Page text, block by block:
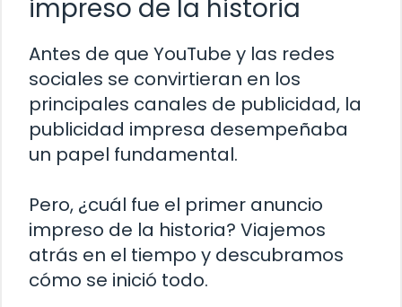
impreso de la historia
Antes de que YouTube y las redes
sociales se convirtieran en los
principales canales de publicidad, la
publicidad impresa desempeñaba
un papel fundamental.
Pero, ¿cuál fue el primer anuncio
impreso de la historia? Viajemos
atrás en el tiempo y descubramos
cómo se inició todo.